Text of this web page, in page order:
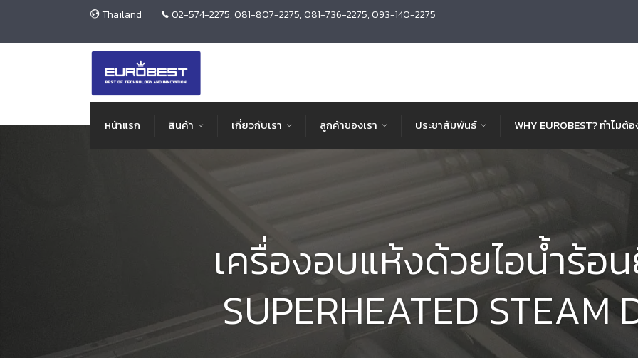
Thailand 02-574-2275, 081-807-2275, 081-736-2275, 093-140-2275
หน้าแรก สินค้า เกี่ยวกับเรา ลูกค้าของเรา ประชาสัมพันธ์ WHY EUROBEST? ทำไมต้อ
เครื่องอบแห้งด้วยไอน้ำร้อ
SUPERHEATED STEAM